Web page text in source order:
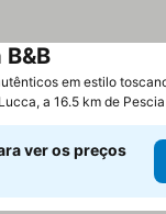
em estilo
Ver preços
Lucca, a 16.5 km de Pescia
ver os preços